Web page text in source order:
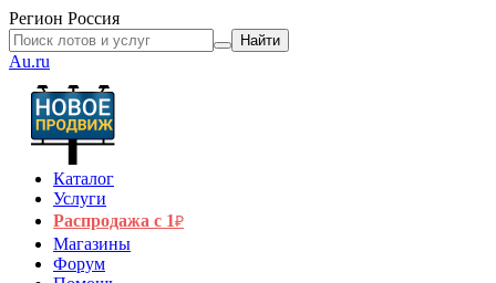
Регион Россия
Найти
Au.ru
Каталог
Услуги
Распродажа с 1₽
Магазины
Форум